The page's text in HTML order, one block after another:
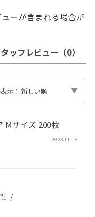
ーが含まれる場合が
ッフレビュー （0）
表示：新しい順
Mサイズ 200枚
2023.11.18